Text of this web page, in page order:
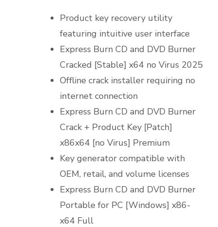
Product key recovery utility
featuring intuitive user interface
Express Burn CD and DVD Burner
Cracked [Stable] x64 no Virus 2025
Offline crack installer requiring no
internet connection
Express Burn CD and DVD Burner
Crack + Product Key [Patch]
x86x64 [no Virus] Premium
Key generator compatible with
OEM, retail, and volume licenses
Express Burn CD and DVD Burner
Portable for PC [Windows] x86-
x64 Full